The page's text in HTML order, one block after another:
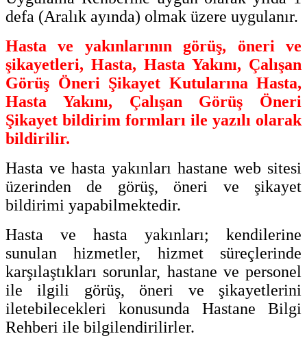
defa (Aralık ayında) olmak üzere uygulanır.
Hasta ve yakınlarının görüş, öneri ve
şikayetleri, Hasta, Hasta Yakını, Çalışan
Görüş Öneri Şikayet Kutularına Hasta,
Hasta Yakını, Çalışan Görüş Öneri
Şikayet bildirim formları ile yazılı olarak
bildirilir.
Hasta ve hasta yakınları hastane web sitesi
üzerinden de görüş, öneri ve şikayet
bildirimi yapabilmektedir.
Hasta ve hasta yakınları; kendilerine
sunulan hizmetler, hizmet süreçlerinde
karşılaştıkları sorunlar, hastane ve personel
ile ilgili görüş, öneri ve şikayetlerini
iletebilecekleri konusunda Hastane Bilgi
Rehberi ile bilgilendirilirler.